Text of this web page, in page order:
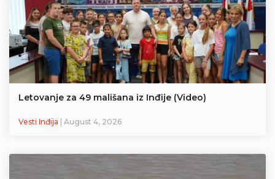
Letovanje za 49 mališana iz Inđije (Video)
Vesti Inđija | August 4, 2026